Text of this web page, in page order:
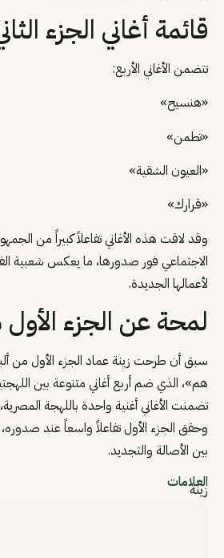
قائمة أغاني الجزء
تتضمن الأغاني الأربع:
«هنسيح»
«تطمن»
«العيون الشقية»
«قرارك»
وقد لاقت هذه الأغاني تفاعلاً كبيراً من
الاجتماعي فور صدورها، ما يعكس شعبية
لأعمالها الجديدة.
لمحة عن الجزء الأول
سبق أن طرحت زينة عماد الجزء الأول من
هم»، الذي ضم أربع أغاني متنوعة بين
تضمنت الأغاني أغنية واحدة باللهجة المصرية،
وحقق الجزء الأول تفاعلاً واسعاً عند
بين الأصالة والتجديد.
العلامات
زينة